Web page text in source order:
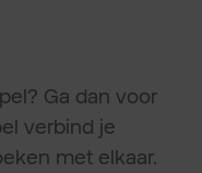
Ga dan voor
verbind je
met elkaar.